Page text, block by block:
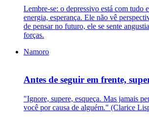
Lembre-se: o depressivo está com tudo
energia, esperança. Ele não vê
de pensar no futuro, ele se sente
forças.
Namoro
Antes de seguir em frente,
"Ignore, supere, esqueça. Mas jamais
você por causa de alguém." (Clarice